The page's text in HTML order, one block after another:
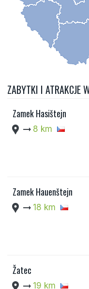
ZABYTKI I ATRAKCJE
Zamek Hasištejn
location_pin arrow_right_alt 8 km
Zamek Hauenštejn
location_pin arrow_right_alt 18 km
Žatec
location_pin arrow_right_alt 19 km